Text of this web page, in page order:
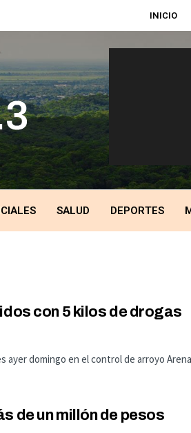
INICIO
SALUD DEPORTES
con 5 kilos de drogas
domingo en el control de arroyo
de un millón de pesos